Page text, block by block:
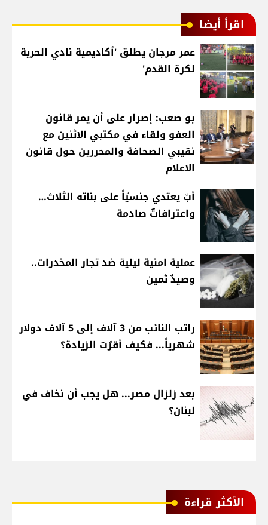
اقرأ أيضا
عمر مرجان يطلق 'أكاديمية نادي الحرية
لكرة القدم'
بو صعب: إصرار على أن يمر قانون
العفو ولقاء في مكتبي الاثنين مع
نقيبي الصحافة والمحررين حول قانون
الاعلام
أبٌ يعتدي جنسيّاً على بناته الثلاث…
واعترافاتٌ صادمة
عملية امنية ليلية ضد تجار المخدرات..
وصيدٌ ثمين
راتب النائب من 3 آلاف إلى 5 آلاف دولار
شهرياً... فكيف أقرّت الزيادة؟
بعد زلزال مصر... هل يجب أن نخاف في
لبنان؟
الأكثر قراءة